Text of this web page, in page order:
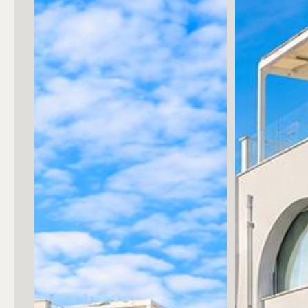
Posto auto/Box
Balcone/Terrazzo
Ascensore
Arredato
Nuova costruzione
Lusso